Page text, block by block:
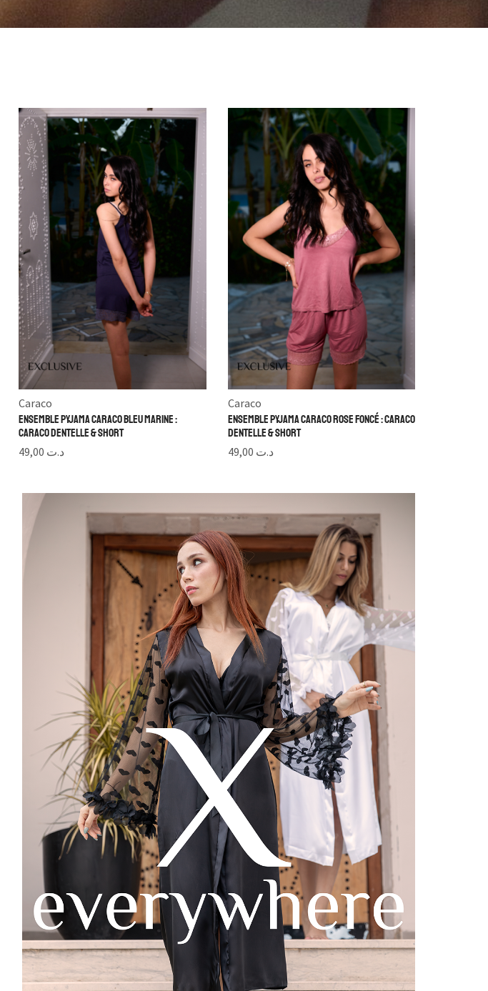
Caraco
Ensemble Pyjama Caraco Bleu Marine :
Caraco Dentelle & Short
د.ت
Caraco
Ensemble Pyjama Caraco Rose Foncé : Caraco
Dentelle & Short
د.ت